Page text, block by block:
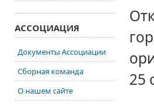
25
АССОЦИАЦИЯ
Документы Ассоциации
Сборная команда
О нашем сайте